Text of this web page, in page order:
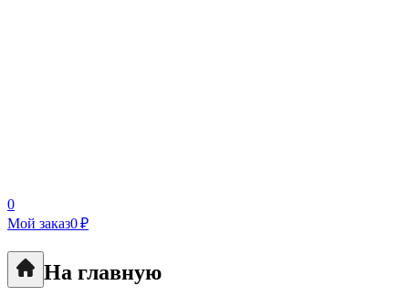
0
Мой заказ0 ₽
На главную